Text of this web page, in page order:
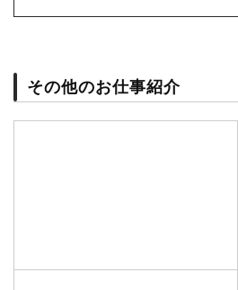
その他のお仕事紹介